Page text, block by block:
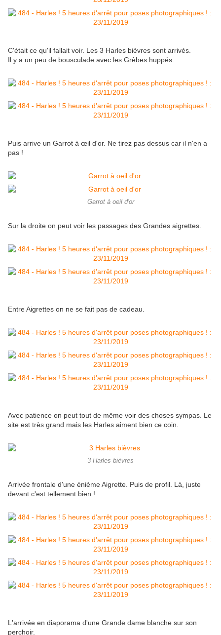
C'était ce qu'il fallait voir. Les 3 Harles bièvres sont arrivés.
Il y a un peu de bousculade avec les Grèbes huppés.
Puis arrive un Garrot à œil d'or. Ne tirez pas dessus car il n'en a
pas !
Garrot à oeil d'or
Sur la droite on peut voir les passages des Grandes aigrettes.
Entre Aigrettes on ne se fait pas de cadeau.
Avec patience on peut tout de même voir des choses sympas. Le
site est très grand mais les Harles aiment bien ce coin.
3 Harles bièvres
Arrivée frontale d'une énième Aigrette. Puis de profil. Là, juste
devant c'est tellement bien !
L'arrivée en diaporama d'une Grande dame blanche sur son
perchoir.